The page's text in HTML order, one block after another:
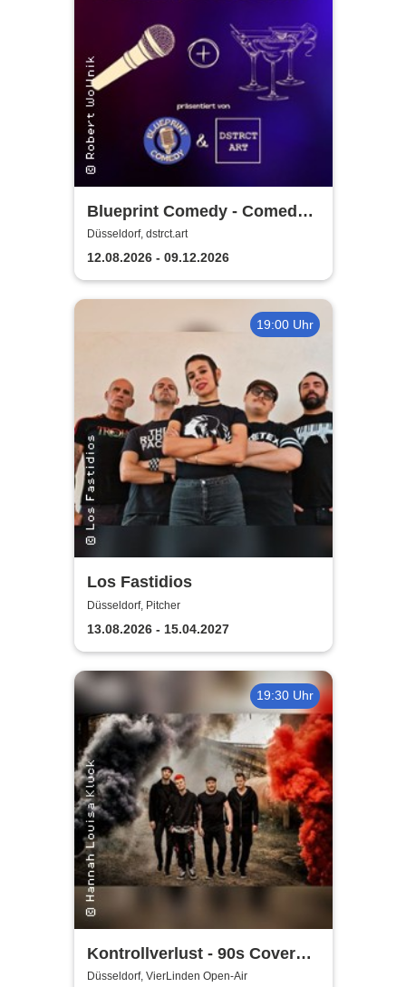
Blueprint Comedy - Comedy
& Cocktails | Düsseldorf
Düsseldorf, dstrct.art
12.08.2026 - 09.12.2026
19:00 Uhr
Los Fastidios
Düsseldorf, Pitcher
13.08.2026 - 15.04.2027
19:30 Uhr
Kontrollverlust - 90s Cover
Band
Düsseldorf, VierLinden Open-Air